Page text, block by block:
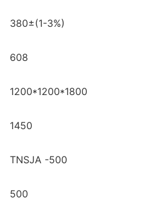
380±(1-3%)
608
1200*1200*1800
1450
TNSJA -500
500